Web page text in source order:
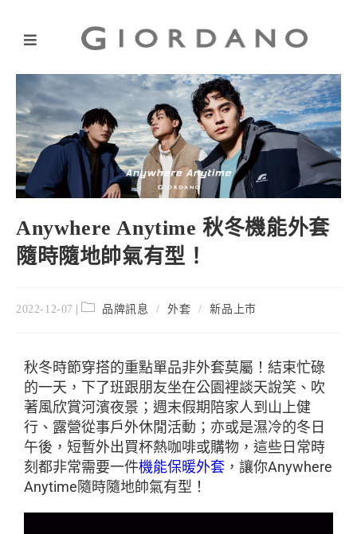
Anywhere Anytime 秋冬機能外套
隨時隨地帥氣有型！
2022-12-07 品牌訊息 / 外套 / 新品上市
秋冬時節穿搭的重點單品非外套莫屬！結束忙碌
的一天，下了班跟朋友坐在公園裡談天說笑、吹
著風欣賞河濱夜景；週末假期陪家人到山上健
行、露營從事戶外休閒活動；亦或是濕冷的冬日
午後，短暫外出買杯熱咖啡或購物，這些日常時
刻都非常需要一件機能保暖外套 ，讓你Anywhere
Anytime隨時隨地帥氣有型！